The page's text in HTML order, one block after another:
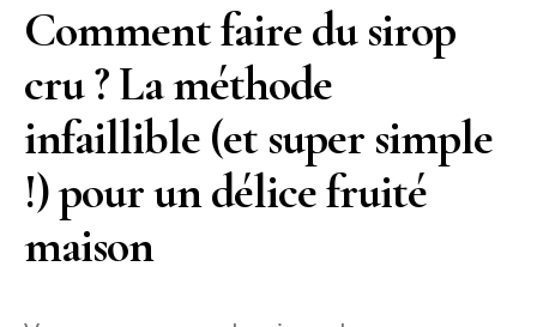
Comment faire du sirop
cru ? La méthode
infaillible (et super simple
!) pour un délice fruité
maison